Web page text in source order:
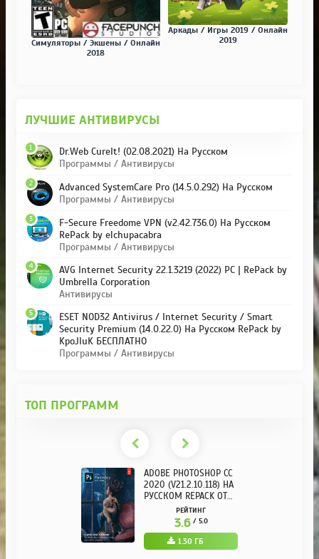
Симуляторы / Экшены / Онлайн
2018
Аркады / Игры 2019 / Онлайн
2019
ЛУЧШИЕ АНТИВИРУСЫ
Dr.Web CureIt! (02.08.2021) На Русском
Программы / Антивирусы
1
Advanced SystemCare Pro (14.5.0.292) На Русском
Программы / Антивирусы
2
F-Secure Freedome VPN (v2.42.736.0) На Русском
RePack by elchupacabra
Программы / Антивирусы
3
AVG Internet Security 22.1.3219 (2022) PC | RePack by
Umbrella Corporation
Антивирусы
4
ESET NOD32 Antivirus / Internet Security / Smart
Security Premium (14.0.22.0) На Русском RePack by
KpoJIuK БЕСПЛАТНО
Программы / Антивирусы
5
ТОП ПРОГРАММ
ADOBE PHOTOSHOP CC
2020 (V21.2.10.118) НА
РУССКОМ REPACK ОТ
KPOJIUKРЕЙТИНГ
3.6/ 5.0
1.30 ГБ